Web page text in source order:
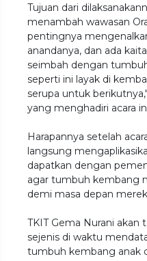
Tujuan dari
menambah wawasan
pentingnya
anandanya, dan ada
seimbah dengan
seperti ini layak di
serupa untuk
yang menghadiri acara
Harapannya setelah
langsung
dapatkan dengan
agar tumbuh kembang
demi masa depan
TKIT Gema Nurani akan
sejenis di waktu
tumbuh kembang anak